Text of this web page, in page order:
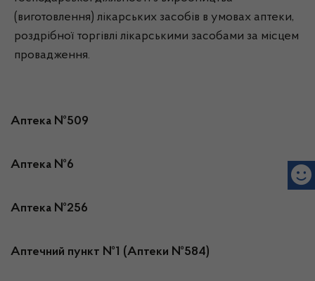
(виготовлення) лікарських засобів в умовах аптеки,
роздрібної торгівлі лікарськими засобами за місцем
провадження.
Аптека №509
Аптека №6
Аптека №256
Аптечний пункт №1 (Аптеки №584)